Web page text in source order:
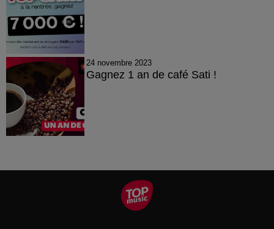
24 novembre 2023
Gagnez 1 an de café Sati !